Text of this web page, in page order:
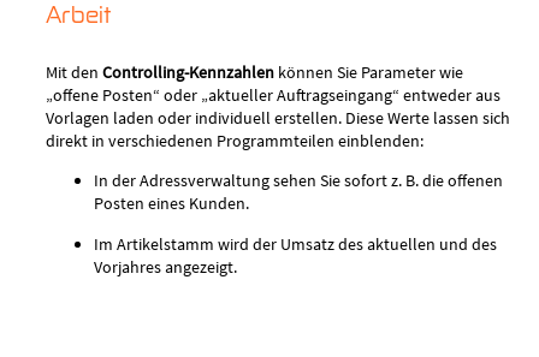
Arbeit
Mit den Controlling-Kennzahlen können Sie Parameter wie
„offene Posten“ oder „aktueller Auftragseingang“ entweder aus
Vorlagen laden oder individuell erstellen. Diese Werte lassen sich
direkt in verschiedenen Programmteilen einblenden:
In der Adressverwaltung sehen Sie sofort z. B. die offenen
Posten eines Kunden.
Im Artikelstamm wird der Umsatz des aktuellen und des
Vorjahres angezeigt.